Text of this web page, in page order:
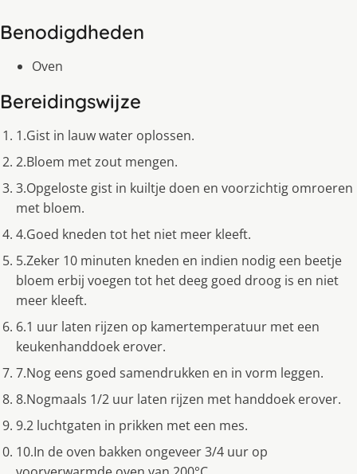
Benodigdheden
Oven
Bereidingswijze
1.Gist in lauw water oplossen.
2.Bloem met zout mengen.
3.Opgeloste gist in kuiltje doen en voorzichtig omroeren
met bloem.
4.Goed kneden tot het niet meer kleeft.
5.Zeker 10 minuten kneden en indien nodig een beetje
bloem erbij voegen tot het deeg goed droog is en niet
meer kleeft.
6.1 uur laten rijzen op kamertemperatuur met een
keukenhanddoek erover.
7.Nog eens goed samendrukken en in vorm leggen.
8.Nogmaals 1/2 uur laten rijzen met handdoek erover.
9.2 luchtgaten in prikken met een mes.
10.In de oven bakken ongeveer 3/4 uur op